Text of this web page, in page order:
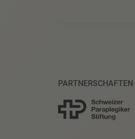
PARTNERSCHAFTEN